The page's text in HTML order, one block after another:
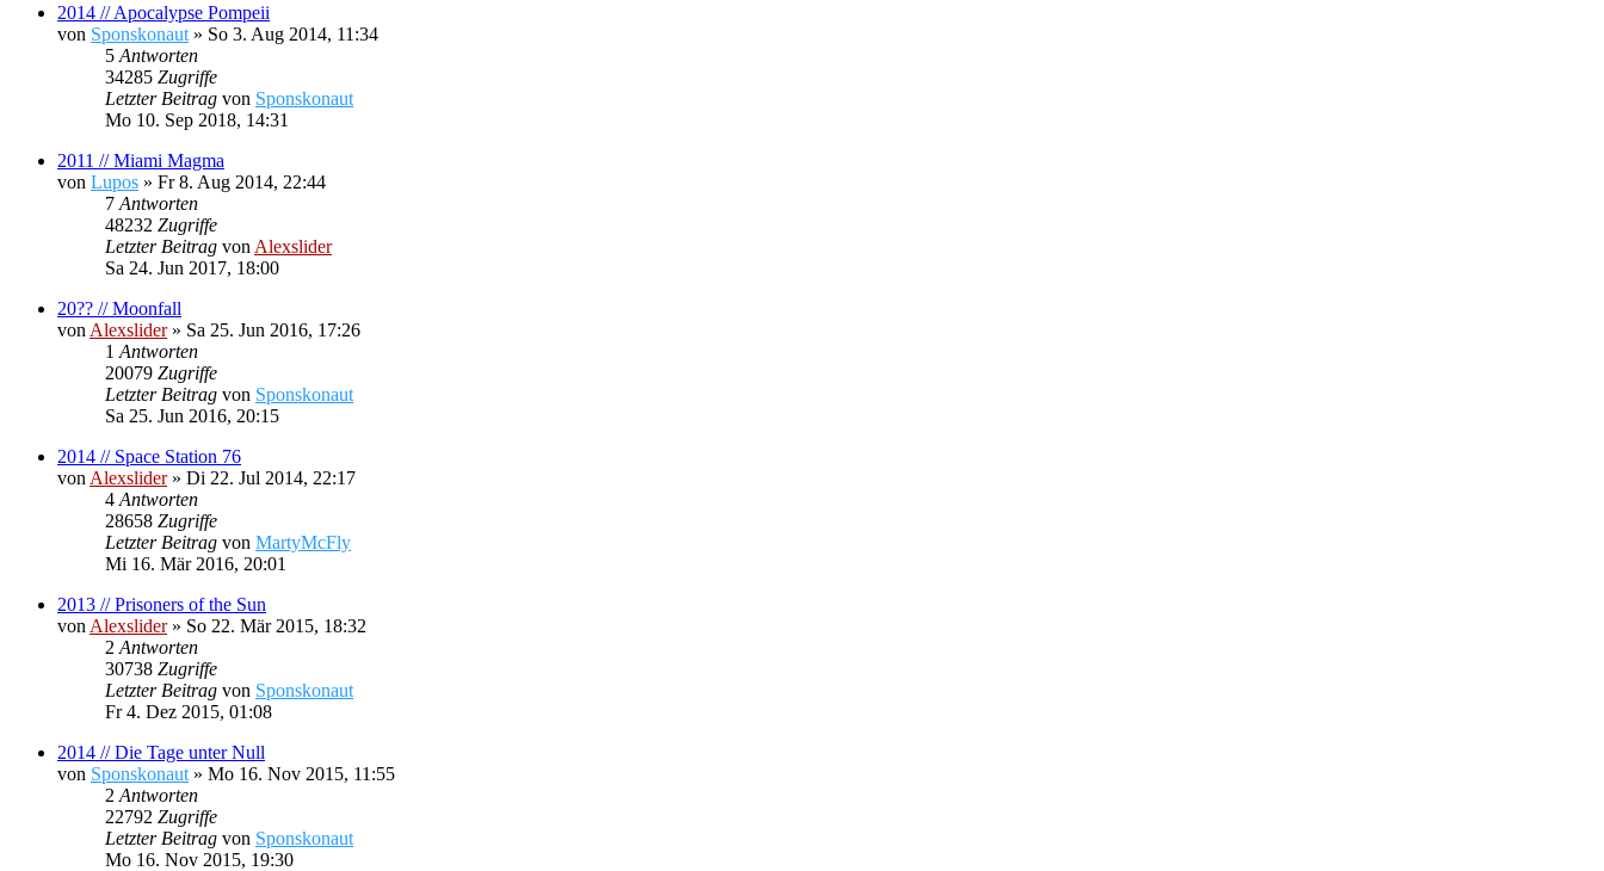
2014 // Apocalypse Pompeii
von Sponskonaut » So 3. Aug 2014, 11:34
5 Antworten
34285 Zugriffe
Letzter Beitrag von Sponskonaut
Mo 10. Sep 2018, 14:31
2011 // Miami Magma
von Lupos » Fr 8. Aug 2014, 22:44
7 Antworten
48232 Zugriffe
Letzter Beitrag von Alexslider
Sa 24. Jun 2017, 18:00
20?? // Moonfall
von Alexslider» Sa 25. Jun 2016, 17:26
1 Antworten
20079 Zugriffe
Letzter Beitrag von Sponskonaut
Sa 25. Jun 2016, 20:15
2014 // Space Station 76
von Alexslider» Di 22. Jul 2014, 22:17
4 Antworten
28658 Zugriffe
Letzter Beitrag von MartyMcFly
Mi 16. Mär 2016, 20:01
2013 // Prisoners of the Sun
von Alexslider» So 22. Mär 2015, 18:32
2 Antworten
30738 Zugriffe
Letzter Beitrag von Sponskonaut
Fr 4. Dez 2015, 01:08
2014 // Die Tage unter Null
von Sponskonaut » Mo 16. Nov 2015, 11:55
2 Antworten
22792 Zugriffe
Letzter Beitrag von Sponskonaut
Mo 16. Nov 2015, 19:30